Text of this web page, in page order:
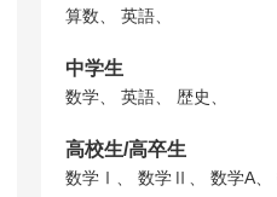
算数、 英語、
中学生
数学、 英語、 歴史、
高校生/高卒生
数学Ⅰ、 数学Ⅱ、 数学A、